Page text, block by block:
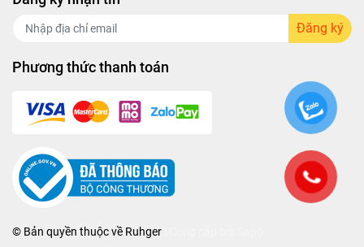
Khóa trẻ em Child Lock
Tự động tắt bếp khi quên / khi không có nồi
Hệ thống bảo vệ quá nhiệt – quá áp
Chống tràn, tự ngắt khi nước tràn vào bàn phím
Nhờ những tính năng bảo vệ tuyệt đối này, bếp vận hành
ổn định và đảm bảo an toàn cho người dùng, đặc biệt là
gia đình có trẻ nhỏ.
Đăng ký
Phương thức thanh toán
© Bản quyền thuộc về Ruhger